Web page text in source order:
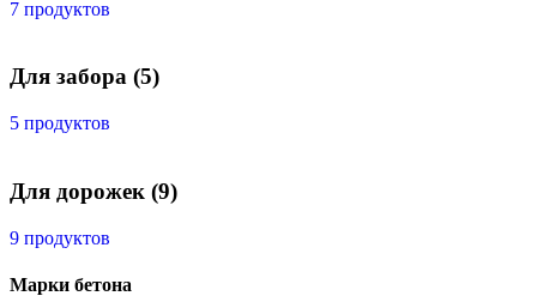
7 продуктов
Для забора (5)
5 продуктов
Для дорожек (9)
9 продуктов
Марки бетона